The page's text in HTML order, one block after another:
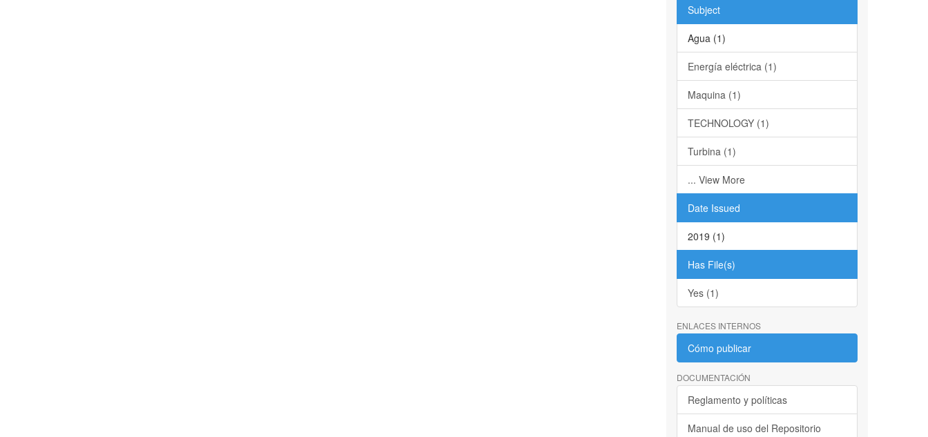
Subject
Agua (1)
Energía eléctrica (1)
Maquina (1)
TECHNOLOGY (1)
Turbina (1)
... View More
Date Issued
2019 (1)
Has File(s)
Yes (1)
ENLACES INTERNOS
Cómo publicar
DOCUMENTACIÓN
Reglamento y políticas
Manual de uso del Repositorio